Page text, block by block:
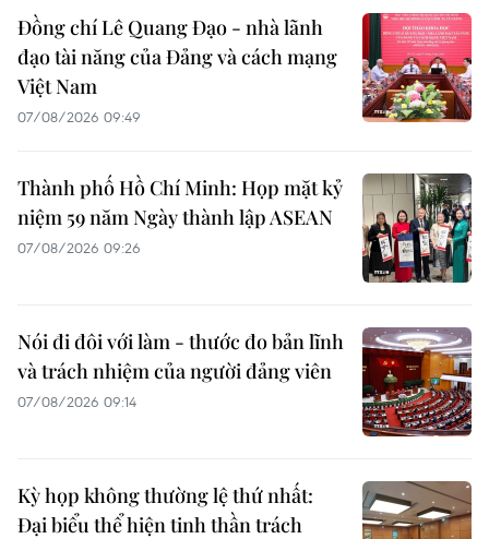
Đồng chí Lê Quang Đạo - nhà lãnh
đạo tài năng của Đảng và cách mạng
Việt Nam
07/08/2026 09:49
Thành phố Hồ Chí Minh: Họp mặt kỷ
niệm 59 năm Ngày thành lập ASEAN
07/08/2026 09:26
Nói đi đôi với làm - thước đo bản lĩnh
và trách nhiệm của người đảng viên
07/08/2026 09:14
Kỳ họp không thường lệ thứ nhất:
Đại biểu thể hiện tinh thần trách